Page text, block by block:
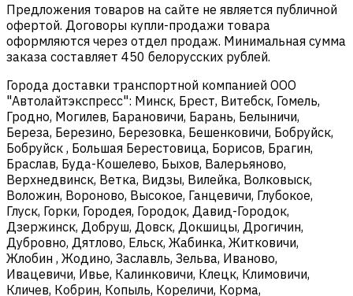
Предложения товаров на сайте не является публичной
офертой. Договоры купли-продажи товара
оформляются через отдел продаж. Минимальная сумма
заказа составляет 450 белорусских рублей.
Города доставки транспортной компанией ООО
"Автолайтэкспресс": Минск, Брест, Витебск, Гомель,
Гродно, Могилев, Барановичи, Барань, Белыничи,
Береза, Березино, Березовка, Бешенковичи, Бобруйск,
Бобруйск , Большая Берестовица, Борисов, Брагин,
Браслав, Буда-Кошелево, Быхов, Валерьяново,
Верхнедвинск, Ветка, Видзы, Вилейка, Волковыск,
Воложин, Вороново, Высокое, Ганцевичи, Глубокое,
Глуск, Горки, Городея, Городок, Давид-Городок,
Дзержинск, Добруш, Довск, Докшицы, Дрогичин,
Дубровно, Дятлово, Ельск, Жабинка, Житковичи,
Жлобин , Жодино, Заславль, Зельва, Иваново,
Ивацевичи, Ивье, Калинковичи, Клецк, Климовичи,
Кличев, Кобрин, Копыль, Кореличи, Корма,